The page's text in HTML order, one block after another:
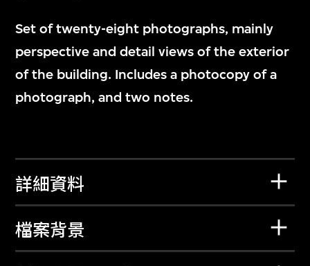
Set of twenty-eight photographs, mainly
perspective and detail views of the exterior
of the building. Includes a photocopy of a
photograph, and two notes.
詳細資料
檔案背景